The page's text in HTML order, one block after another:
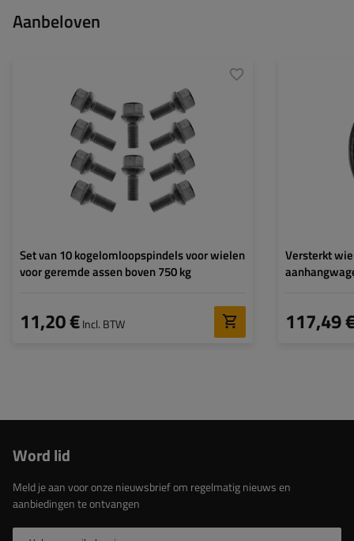
Aanbeloven
Set van 10 kogelomloopspindels voor wielen
voor geremde assen boven 750 kg
11,20 €Incl. BTW
Versterkt
117,49
Word lid
Meld je aan voor onze nieuwsbrief om regelmatig nieuws en
aanbiedingen te ontvangen